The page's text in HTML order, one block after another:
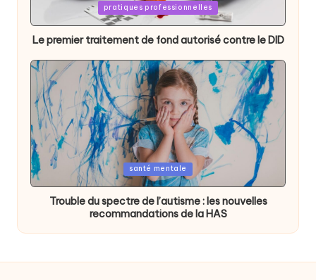
pratiques professionnelles
Le premier traitement de fond autorisé contre le DID
Posted
santé mentale
Trouble du spectre de l’autisme : les nouvelles
recommandations de la HAS